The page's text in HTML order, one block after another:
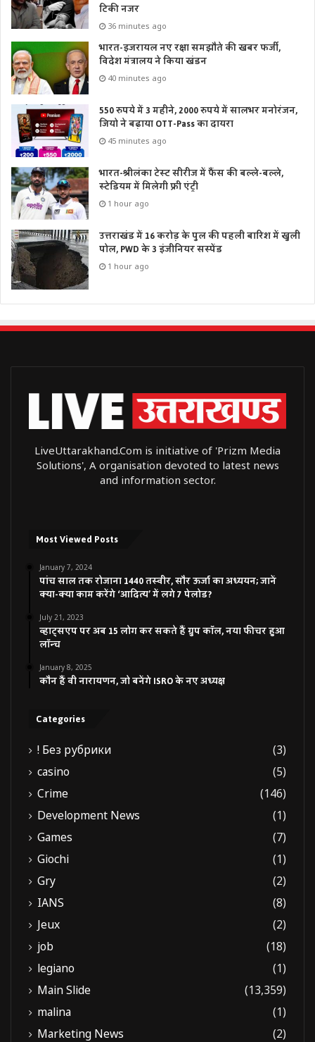
टिकी नजर
36 minutes ago
भारत-इजरायल नए रक्षा समझौते की खबर फर्जी,
विदेश मंत्रालय ने किया खंडन
40 minutes ago
550 रुपये में 3 महीने, 2000 रुपये में सालभर मनोरंजन,
जियो ने बढ़ाया OTT-Pass का दायरा
45 minutes ago
भारत-श्रीलंका टेस्ट सीरीज में फैंस की बल्ले-बल्ले,
स्टेडियम में मिलेगी फ्री एंट्री
1 hour ago
उत्तराखंड में 16 करोड़ के पुल की पहली बारिश में खुली
पोल, PWD के 3 इंजीनियर सस्पेंड
1 hour ago
LiveUttarakhand.Com is initiative of 'Prizm Media
Solutions', A organisation devoted to latest news
and information sector.
Most Viewed Posts
January 7, 2024
पांच साल तक रोजाना 1440 तस्वीर, सौर ऊर्जा का अध्ययन; जानें
क्या-क्या काम करेंगे ‘आदित्य’ में लगे 7 पेलोड?
July 21, 2023
व्हाट्सएप पर अब 15 लोग कर सकते हैं ग्रुप कॉल, नया फीचर हुआ
लॉन्च
January 8, 2025
कौन हैं वी नारायणन, जो बनेंगे ISRO के नए अध्यक्ष
Categories
! Без рубрики
(3)
casino
(5)
Crime
(146)
Development News
(1)
Games
(7)
Giochi
(1)
Gry
(2)
IANS
(8)
Jeux
(2)
job
(18)
legiano
(1)
Main Slide
(13,359)
malina
(1)
Marketing News
(2)